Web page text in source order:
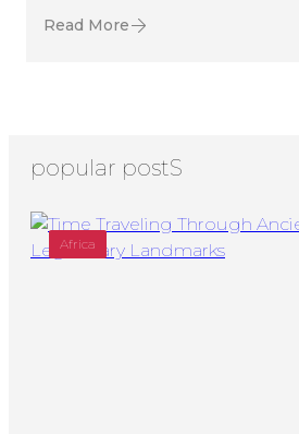
Read More
popular postS
Africa